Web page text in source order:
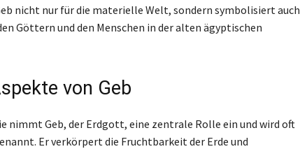
nicht nur für die materielle Welt, sondern symbolisiert auch
Göttern und den Menschen in der alten ägyptischen
von Geb
nimmt Geb, der Erdgott, eine zentrale Rolle ein und wird oft
Er verkörpert die Fruchtbarkeit der Erde und